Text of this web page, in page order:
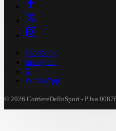
Facebook
Instagram
X
WhatsApp
© 2026 CorriereDelloSport - P.Iva